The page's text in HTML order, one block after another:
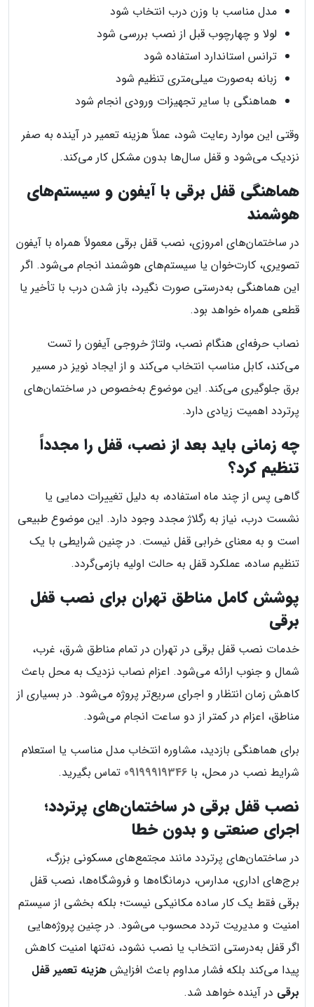
مدل مناسب با وزن درب انتخاب شود
لولا و چهارچوب قبل از نصب بررسی شود
ترانس استاندارد استفاده شود
زبانه به‌صورت میلی‌متری تنظیم شود
هماهنگی با سایر تجهیزات ورودی انجام شود
وقتی این موارد رعایت شود، عملاً هزینه تعمیر در آینده به صفر
نزدیک می‌شود و قفل سال‌ها بدون مشکل کار می‌کند.
هماهنگی قفل برقی با آیفون و سیستم‌های
هوشمند
در ساختمان‌های امروزی، نصب قفل برقی معمولاً همراه با آیفون
تصویری، کارت‌خوان یا سیستم‌های هوشمند انجام می‌شود. اگر
این هماهنگی به‌درستی صورت نگیرد، باز شدن درب با تأخیر یا
قطعی همراه خواهد بود.
نصاب حرفه‌ای هنگام نصب، ولتاژ خروجی آیفون را تست
می‌کند، کابل مناسب انتخاب می‌کند و از ایجاد نویز در مسیر
برق جلوگیری می‌کند. این موضوع به‌خصوص در ساختمان‌های
پرتردد اهمیت زیادی دارد.
چه زمانی باید بعد از نصب، قفل را مجدداً
تنظیم کرد؟
گاهی پس از چند ماه استفاده، به دلیل تغییرات دمایی یا
نشست درب، نیاز به رگلاژ مجدد وجود دارد. این موضوع طبیعی
است و به معنای خرابی قفل نیست. در چنین شرایطی با یک
تنظیم ساده، عملکرد قفل به حالت اولیه بازمی‌گردد.
پوشش کامل مناطق تهران برای نصب قفل
برقی
خدمات نصب قفل برقی در تهران در تمام مناطق شرق، غرب،
شمال و جنوب ارائه می‌شود. اعزام نصاب نزدیک به محل باعث
کاهش زمان انتظار و اجرای سریع‌تر پروژه می‌شود. در بسیاری از
مناطق، اعزام در کمتر از دو ساعت انجام می‌شود.
برای هماهنگی بازدید، مشاوره انتخاب مدل مناسب یا استعلام
شرایط نصب در محل، با 09199919346 تماس بگیرید.
نصب قفل برقی در ساختمان‌های پرتردد؛
اجرای صنعتی و بدون خطا
در ساختمان‌های پرتردد مانند مجتمع‌های مسکونی بزرگ،
برج‌های اداری، مدارس، درمانگاه‌ها و فروشگاه‌ها، نصب قفل
برقی فقط یک کار ساده مکانیکی نیست؛ بلکه بخشی از سیستم
امنیت و مدیریت تردد محسوب می‌شود. در چنین پروژه‌هایی
اگر قفل به‌درستی انتخاب یا نصب نشود، نه‌تنها امنیت کاهش
پیدا می‌کند بلکه فشار مداوم باعث افزایش هزینه تعمیر قفل
برقی در آینده خواهد شد.